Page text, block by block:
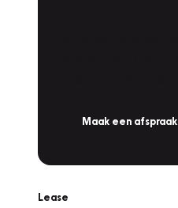
Maak een afspraak
Lease